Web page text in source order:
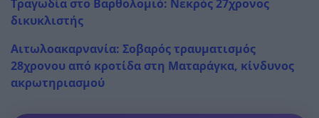
Τραγωδία στο Βαρθολομιό: Νεκρός 27χρονος
δικυκλιστής
Αιτωλοακαρνανία: Σοβαρός τραυματισμός
28χρονου από κροτίδα στη Ματαράγκα, κίνδυνος
ακρωτηριασμού